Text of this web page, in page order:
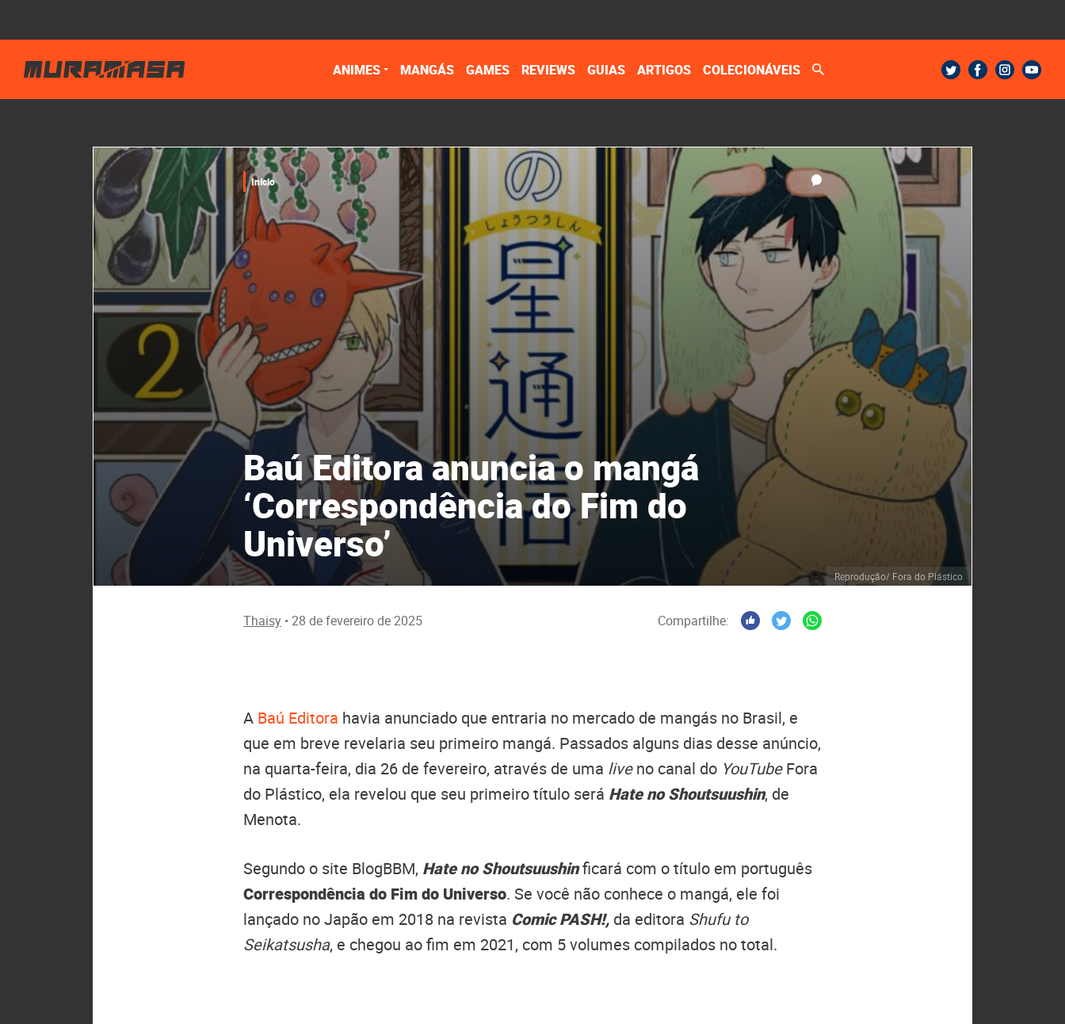
ANIMES MANGÁS GAMES REVIEWS GUIAS ARTIGOS COLECIONÁVEIS
Reprodução/ Fora do Plástico
Início
Baú Editora anuncia o mangá
‘Correspondência do Fim do
Universo’
Thaisy •28 de fevereiro de 2025 Compartilhe:
A Baú Editora havia anunciado que entraria no mercado de mangás no Brasil, e
que em breve revelaria seu primeiro mangá. Passados alguns dias desse anúncio,
na quarta-feira, dia 26 de fevereiro, através de uma liveno canal do YouTubeFora
do Plástico, ela revelou que seu primeiro título será Hate no Shoutsuushin, de
Menota.
Segundo o site BlogBBM, Hate no Shoutsuushinficará com o título em português
Correspondência do Fim do Universo. Se você não conhece o mangá, ele foi
lançado no Japão em 2018 na revista Comic PASH!, da editora Shufu to
Seikatsusha, e chegou ao fim em 2021, com 5 volumes compilados no total.